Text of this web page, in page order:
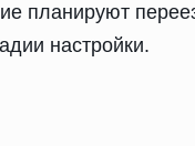
планируют
настройки.